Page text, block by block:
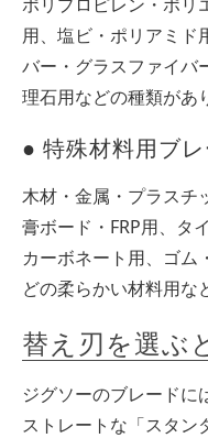
用、塩ビ・ポリアミド
バー・グラスファイバ
理石用などの種類があ
● 特殊材料用ブレ
木材・金属・プラスチ
膏ボード・FRP用、タ
カーボネート用、ゴム
どの柔らかい材料用な
替え刃を選ぶ
ジグソーのブレードに
ストレートな「スタン